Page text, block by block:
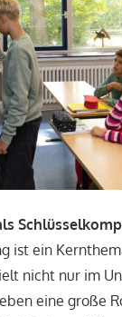
ist ein
nicht nur im
eine große